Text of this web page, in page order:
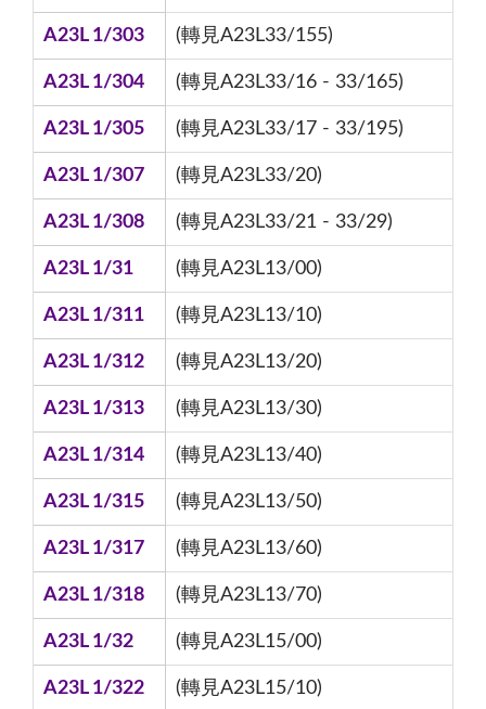
A23L 1/303 (轉見A23L33/155)
A23L 1/304 (轉見A23L33/16 - 33/165)
A23L 1/305 (轉見A23L33/17 - 33/195)
A23L 1/307 (轉見A23L33/20)
A23L 1/308 (轉見A23L33/21 - 33/29)
A23L 1/31 (轉見A23L13/00)
A23L 1/311 (轉見A23L13/10)
A23L 1/312 (轉見A23L13/20)
A23L 1/313 (轉見A23L13/30)
A23L 1/314 (轉見A23L13/40)
A23L 1/315 (轉見A23L13/50)
A23L 1/317 (轉見A23L13/60)
A23L 1/318 (轉見A23L13/70)
A23L 1/32 (轉見A23L15/00)
A23L 1/322 (轉見A23L15/10)